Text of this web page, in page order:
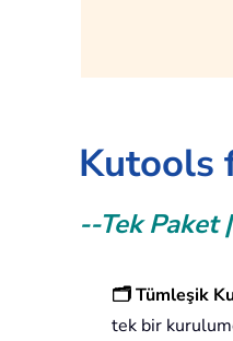
Kutools
--Tek Paket
🗂️ Tümleşik
tek bir